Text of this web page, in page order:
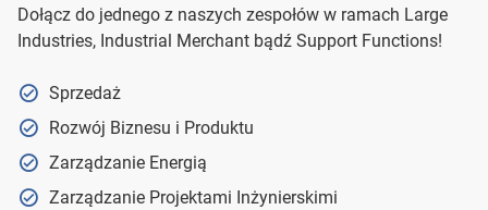
Dołącz do jednego z naszych zespołów w ramach Large
Industries, Industrial Merchant bądź Support Functions!
Sprzedaż
Rozwój Biznesu i Produktu
Zarządzanie Energią
Zarządzanie Projektami Inżynierskimi